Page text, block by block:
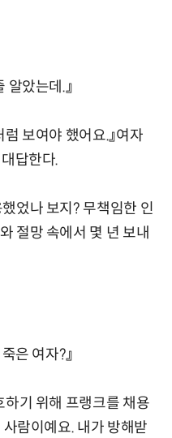
알았는데.』
보여야 했어요.』여자
답한다.
었나 보지? 무책임한 인
절망 속에서 몇 년 보내
은 여자?』
하기 위해 프랭크를 채용
람이예요. 내가 방해받